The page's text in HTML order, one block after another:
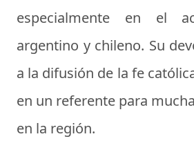
especialmente en el
argentino y chileno. Su
a la difusión de la fe
en un referente para
en la región.